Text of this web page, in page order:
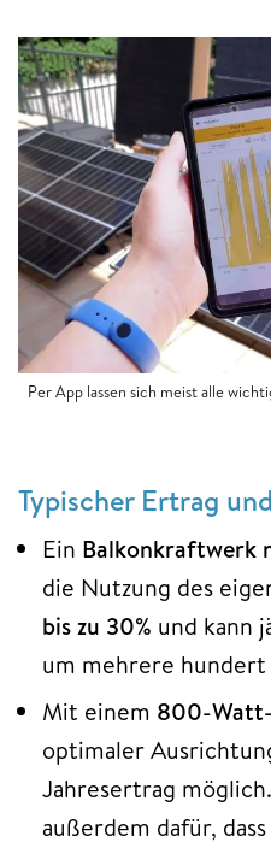
Per App lassen sich meist alle
Typischer Ertrag
Ein Balkonkraftwerk
die Nutzung des
bis zu 30% und kann
um mehrere hundert
Mit einem 800-
optimaler
Jahresertrag
außerdem dafür,